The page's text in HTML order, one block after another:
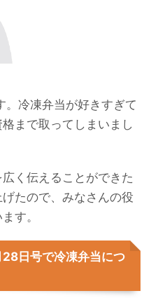
冷凍弁当が好きすぎて
まで取ってしまいまし
く伝えることができた
たので、みなさんの役
す。
日号で冷凍弁当につ